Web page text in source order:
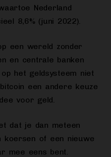
Nederland
8,6% (juni 2022).
een wereld zonder
en centrale banken
het geldsysteem niet
een andere keuze
voor geld.
dat je dan meteen
koersen of een nieuwe
mee eens bent.